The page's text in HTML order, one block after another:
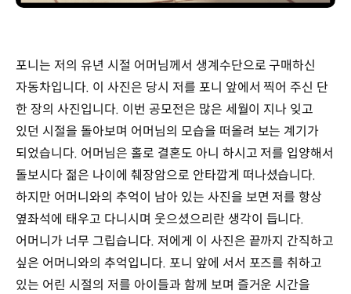
포니는 저의 유년 시절 어머님께서 생계수단으로 구매하신
자동차입니다. 이 사진은 당시 저를 포니 앞에서 찍어 주신 단
한 장의 사진입니다. 이번 공모전은 많은 세월이 지나 잊고
있던 시절을 돌아보며 어머님의 모습을 떠올려 보는 계기가
되었습니다. 어머님은 홀로 결혼도 아니 하시고 저를 입양해서
돌보시다 젊은 나이에 췌장암으로 안타깝게 떠나셨습니다.
하지만 어머니와의 추억이 남아 있는 사진을 보면 저를 항상
옆좌석에 태우고 다니시며 웃으셨으리란 생각이 듭니다.
어머니가 너무 그립습니다. 저에게 이 사진은 끝까지 간직하고
싶은 어머니와의 추억입니다. 포니 앞에 서서 포즈를 취하고
있는 어린 시절의 저를 아이들과 함께 보며 즐거운 시간을